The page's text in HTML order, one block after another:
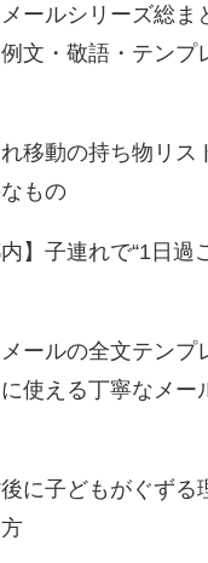
ールシリーズ総ま
文・敬語・テンプ
移動の持ち物リス
もの
内】子連れで“1日過
ールの全文テンプ
使える丁寧なメー
に子どもがぐずる